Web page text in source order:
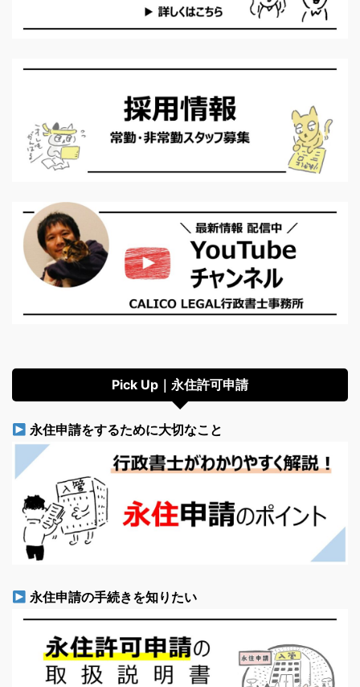
〇 在留期間更新許可 ...
は、オンライン申請の範
囲拡大に伴い ...
Pick Up｜永住許可申請
永住申請をするために大切なこと
永住申請の手続きを知りたい